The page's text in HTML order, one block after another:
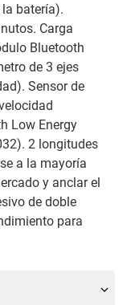
batería).
Carga
Bluetooth
de 3 ejes
Sensor de
Low Energy
2 longitudes
a la mayoría
y anclar el
de doble
para